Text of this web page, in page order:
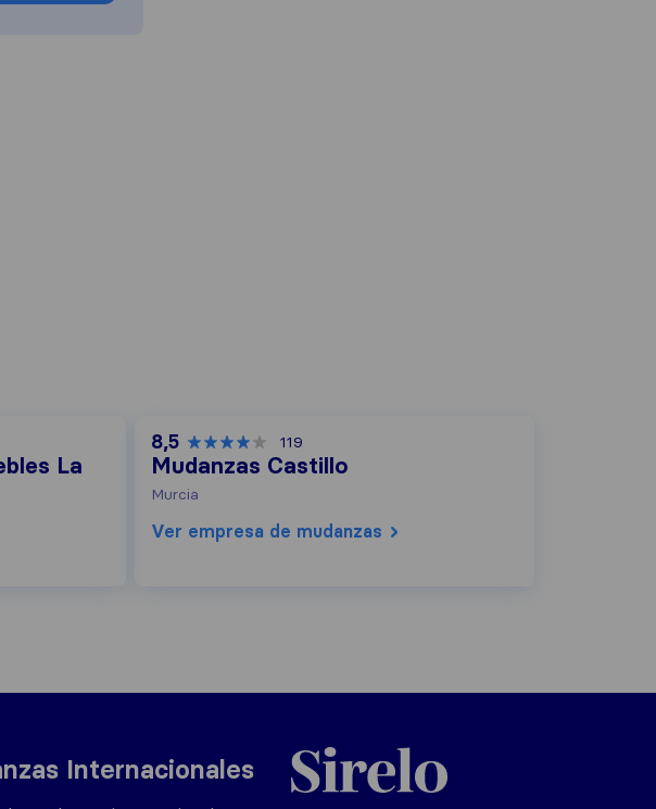
La
8,5 119
Mudanzas Castillo
Murcia
Ver empresa de mudanzas
Internacionales
Sirelo.es